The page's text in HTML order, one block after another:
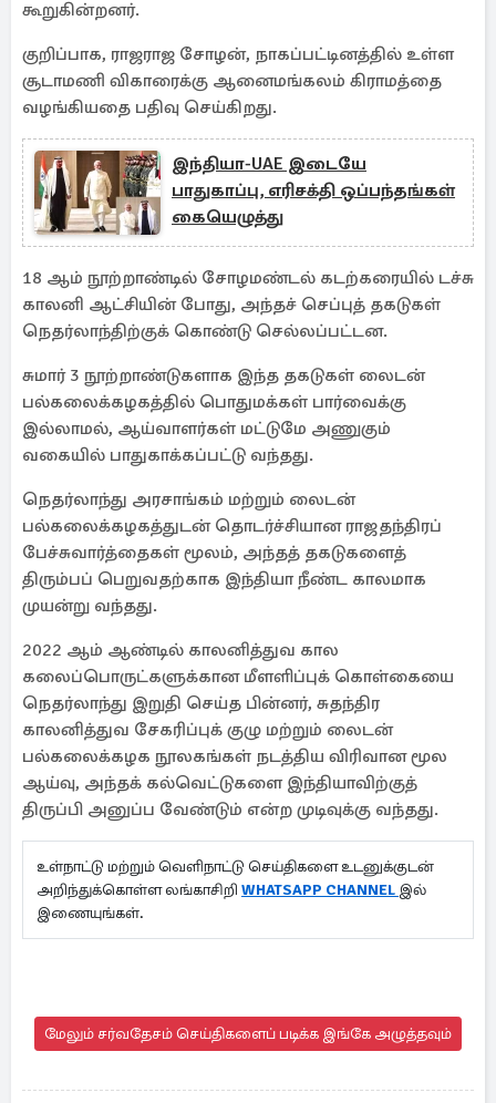
கூறுகின்றனர்.
குறிப்பாக, ராஜராஜ சோழன், நாகப்பட்டினத்தில் உள்ள
சூடாமணி விகாரைக்கு ஆனைமங்கலம் கிராமத்தை
வழங்கியதை பதிவு செய்கிறது.
இந்தியா-UAE இடையே
பாதுகாப்பு, எரிசக்தி ஒப்பந்தங்கள்
கையெழுத்து
18 ஆம் நூற்றாண்டில் சோழமண்டல் கடற்கரையில் டச்சு
காலனி ஆட்சியின் போது, ​​அந்தச் செப்புத் தகடுகள்
நெதர்லாந்திற்குக் கொண்டு செல்லப்பட்டன.
சுமார் 3 நூற்றாண்டுகளாக இந்த தகடுகள் லைடன்
பல்கலைக்கழகத்தில் பொதுமக்கள் பார்வைக்கு
இல்லாமல், ஆய்வாளர்கள் மட்டுமே அணுகும்
வகையில் பாதுகாக்கப்பட்டு வந்தது.
நெதர்லாந்து அரசாங்கம் மற்றும் லைடன்
பல்கலைக்கழகத்துடன் தொடர்ச்சியான ராஜதந்திரப்
பேச்சுவார்த்தைகள் மூலம், அந்தத் தகடுகளைத்
திரும்பப் பெறுவதற்காக இந்தியா நீண்ட காலமாக
முயன்று வந்தது.
2022 ஆம் ஆண்டில் காலனித்துவ கால
கலைப்பொருட்களுக்கான மீளளிப்புக் கொள்கையை
நெதர்லாந்து இறுதி செய்த பின்னர், சுதந்திர
காலனித்துவ சேகரிப்புக் குழு மற்றும் லைடன்
பல்கலைக்கழக நூலகங்கள் நடத்திய விரிவான மூல
ஆய்வு, அந்தக் கல்வெட்டுகளை இந்தியாவிற்குத்
திருப்பி அனுப்ப வேண்டும் என்ற முடிவுக்கு வந்தது.
உள்நாட்டு மற்றும் வெளிநாட்டு செய்திகளை உடனுக்குடன்
அறிந்துக்கொள்ள லங்காசிறி WHATSAPP CHANNEL இல்
இணையுங்கள்.
மேலும் சர்வதேசம் செய்திகளைப் படிக்க இங்கே அழுத்தவும்